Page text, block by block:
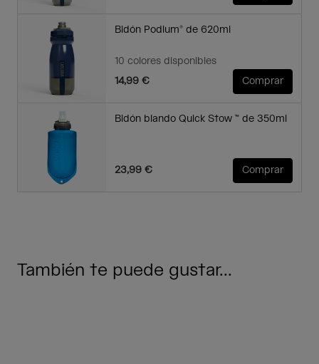
Bidón Podium® de 620ml
10 colores disponibles
14,99 €
Comprar
Bidón blando Quick Stow ™ de 350ml
23,99 € Comprar
También te puede gustar...